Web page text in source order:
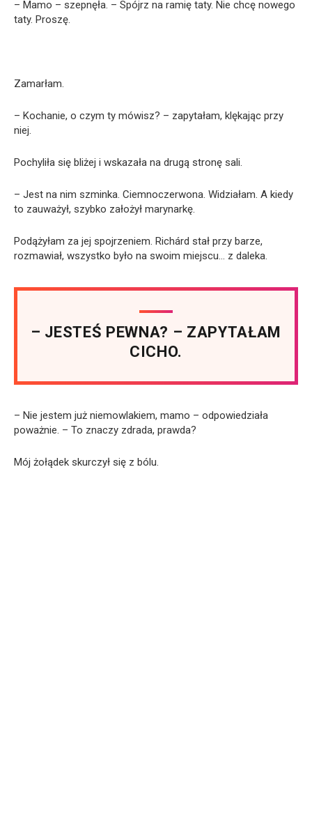
– Mamo – szepnęła. – Spójrz na ramię taty. Nie chcę nowego
taty. Proszę.
Zamarłam.
– Kochanie, o czym ty mówisz? – zapytałam, klękając przy
niej.
Pochyliła się bliżej i wskazała na drugą stronę sali.
– Jest na nim szminka. Ciemnoczerwona. Widziałam. A kiedy
to zauważył, szybko założył marynarkę.
Podążyłam za jej spojrzeniem. Richárd stał przy barze,
rozmawiał, wszystko było na swoim miejscu… z daleka.
– JESTEŚ PEWNA? – ZAPYTAŁAM
CICHO.
– Nie jestem już niemowlakiem, mamo – odpowiedziała
poważnie. – To znaczy zdrada, prawda?
Mój żołądek skurczył się z bólu.